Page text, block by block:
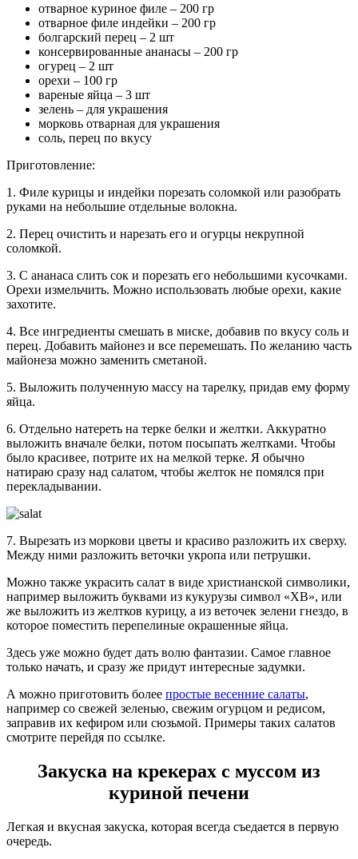
отварное куриное филе – 200 гр
отварное филе индейки – 200 гр
болгарский перец – 2 шт
консервированные ананасы – 200 гр
огурец – 2 шт
орехи – 100 гр
вареные яйца – 3 шт
зелень – для украшения
морковь отварная для украшения
соль, перец по вкусу
Приготовление:
1. Филе курицы и индейки порезать соломкой или разобрать
руками на небольшие отдельные волокна.
2. Перец очистить и нарезать его и огурцы некрупной
соломкой.
3. С ананаса слить сок и порезать его небольшими кусочками.
Орехи измельчить. Можно использовать любые орехи, какие
захотите.
4. Все ингредиенты смешать в миске, добавив по вкусу соль и
перец. Добавить майонез и все перемешать. По желанию часть
майонеза можно заменить сметаной.
5. Выложить полученную массу на тарелку, придав ему форму
яйца.
6. Отдельно натереть на терке белки и желтки. Аккуратно
выложить вначале белки, потом посыпать желтками. Чтобы
было красивее, потрите их на мелкой терке. Я обычно
натираю сразу над салатом, чтобы желток не помялся при
перекладывании.
7. Вырезать из моркови цветы и красиво разложить их сверху.
Между ними разложить веточки укропа или петрушки.
Можно также украсить салат в виде христианской символики,
например выложить буквами из кукурузы символ «ХВ», или
же выложить из желтков курицу, а из веточек зелени гнездо, в
которое поместить перепелиные окрашенные яйца.
Здесь уже можно будет дать волю фантазии. Самое главное
только начать, и сразу же придут интересные задумки.
А можно приготовить более простые весенние салаты,
например со свежей зеленью, свежим огурцом и редисом,
заправив их кефиром или сюзьмой. Примеры таких салатов
смотрите перейдя по ссылке.
Закуска на крекерах с муссом из
куриной печени
Легкая и вкусная закуска, которая всегда съедается в первую
очередь.